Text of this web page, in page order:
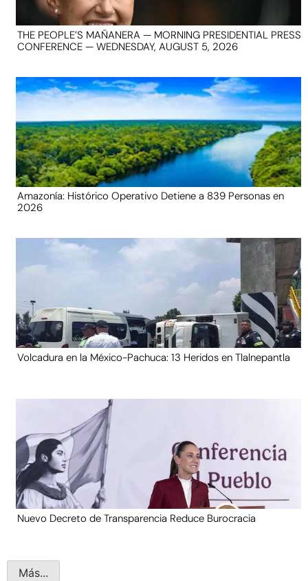
THE PEOPLE’S MAÑANERA — MORNING PRESIDENTIAL PRESS
CONFERENCE — WEDNESDAY, AUGUST 5, 2026
Amazonía: Histórico Operativo Detiene a 839 Personas en
2026
Volcadura en la México-Pachuca: 13 Heridos en Tlalnepantla
Nuevo Decreto de Transparencia Reduce Burocracia
Más...